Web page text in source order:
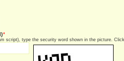
*
script), type the security word shown in the picture.